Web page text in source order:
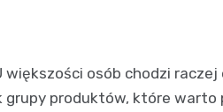
większości osób chodzi raczej
grupy produktów, które